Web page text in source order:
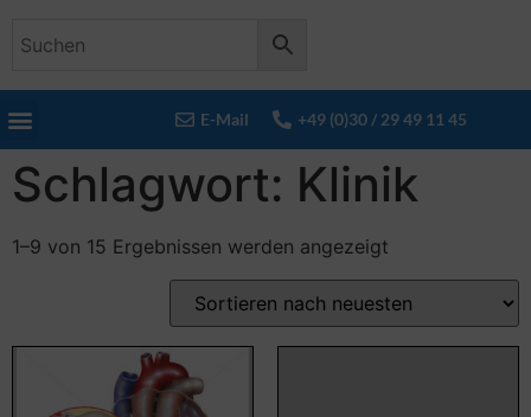
E-Mail +49 (0)30 / 29 49 11 45
Schlagwort: Klinik
1–9 von 15 Ergebnissen werden angezeigt